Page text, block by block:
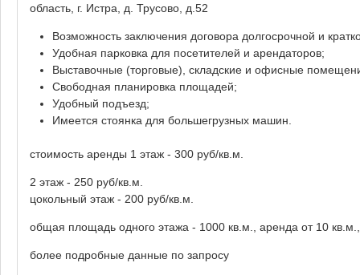
область, г. Истра, д. Трусово, д.52
Возможность заключения договора долгосрочной и
Удобная парковка для посетителей и арендаторов;
Выставочные (торговые), складские и офисные
Свободная планировка площадей;
Удобный подъезд;
Имеется стоянка для большегрузных машин.
стоимость аренды 1 этаж - 300 руб/кв.м.
2 этаж - 250 руб/кв.м.
цокольный этаж - 200 руб/кв.м.
общая площадь одного этажа - 1000 кв.м., аренда от 10
более подробные данные по запросу